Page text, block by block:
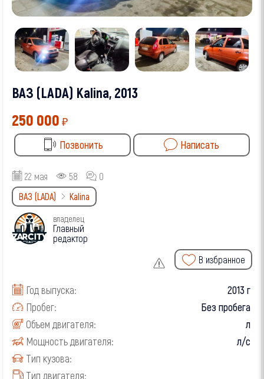
ВАЗ (LADA) Kalina, 2013
250 000 ₽
Позвонить
Написать
22 мая 58
0
ВАЗ (LADA)
Kalina
владелец
Главный
редактор
В избранное
Год выпуска:
2013 г
Пробег:
Без пробега
Объем двигателя:
л
Мощность двигателя:
л/с
Тип кузова:
Тип двигателя: